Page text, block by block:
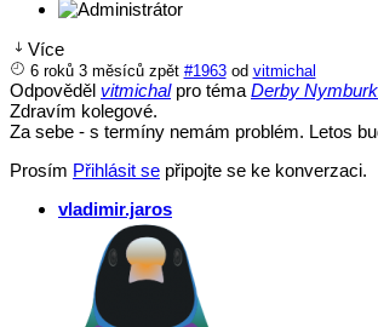
Více
6 roků 3 měsíců zpět #1963 od vitmichal
Odpověděl vitmichalpro téma Derby
Zdravím kolegové.
Za sebe - s termíny nemám problém. Letos
Prosím Přihlásit se připojte se ke konverzaci.
vladimir.jaros